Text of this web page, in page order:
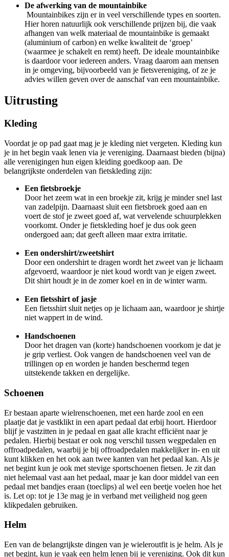
De afwerking van de mountainbike
Mountainbikes zijn er in veel verschillende types en soorten.
Hier horen natuurlijk ook verschillende prijzen bij, die vaak
afhangen van welk materiaal de mountainbike is gemaakt
(aluminium of carbon) en welke kwaliteit de ‘groep’
(waarmee je schakelt en remt) heeft. De ideale mountainbike
is daardoor voor iedereen anders. Vraag daarom aan mensen
in je omgeving, bijvoorbeeld van je fietsvereniging, of ze je
advies willen geven over de aanschaf van een mountainbike.
Uitrusting
Kleding
Voordat je op pad gaat mag je je kleding niet vergeten. Kleding kun
je in het begin vaak lenen via je vereniging. Daarnaast bieden (bijna)
alle verenigingen hun eigen kleiding goedkoop aan. De
belangrijkste onderdelen van fietskleding zijn:
Een fietsbroekje
Door het zeem wat in een broekje zit, krijg je minder snel last
van zadelpijn. Daarnaast sluit een fietsbroek goed aan en
voert de stof je zweet goed af, wat vervelende schuurplekken
voorkomt. Onder je fietskleding hoef je dus ook geen
ondergoed aan; dat geeft alleen maar extra irritatie.
Een ondershirt/zweetshirt
Door een ondershirt te dragen wordt het zweet van je lichaam
afgevoerd, waardoor je niet koud wordt van je eigen zweet.
Dit shirt houdt je in de zomer koel en in de winter warm.
Een fietsshirt of jasje
Een fietsshirt sluit netjes op je lichaam aan, waardoor je shirtje
niet wappert in de wind.
Handschoenen
Door het dragen van (korte) handschoenen voorkom je dat je
je grip verliest. Ook vangen de handschoenen veel van de
trillingen op en worden je handen beschermd tegen
uitstekende takken en dergelijke.
Schoenen
Er bestaan aparte wielrenschoenen, met een harde zool en een
plaatje dat je vastklikt in een apart pedaal dat erbij hoort. Hierdoor
blijf je vastzitten in je pedaal en gaat alle kracht efficiënt naar je
pedalen. Hierbij bestaat er ook nog verschil tussen wegpedalen en
offroadpedalen, waarbij je bij offroadpedalen makkelijker in- en uit
kunt klikken en het ook aan twee kanten van het pedaal kan. Als je
net begint kun je ook met stevige sportschoenen fietsen. Je zit dan
niet helemaal vast aan het pedaal, maar je kan door middel van een
pedaal met bandjes eraan (toeclips) al wel een beetje voelen hoe het
is. Let op: tot je 13e mag je in verband met veiligheid nog geen
klikpedalen gebruiken.
Helm
Een van de belangrijkste dingen van je wieleroutfit is je helm. Als je
net begint, kun je vaak een helm lenen bij je vereniging. Ook dit kun